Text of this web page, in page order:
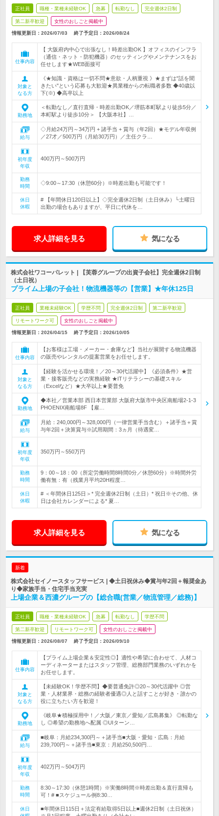
正社員 職種・業種未経験OK 急募 転勤なし 完全週休2日制
第二新卒歓迎 女性のおしごと掲載中
情報更新日：2026/07/03 終了予定日： 2026/08/24
仕事内容
【 大阪府内中心で出張なし！時差出勤OK 】オフィスのインフラ
（通信・ネット・防犯機器）のセッティングやメンテナンスをお
任せします★WEB面接可
対象と
なる方
《★知識・資格は一切不問★意欲・人柄重視 》★まずは"話を聞
きたい"という応募も大歓迎★異業種からの転職者多数 ◆40歳以
下(※) ◆高卒以上
勤務地
＜転勤なし／直行直帰・時差出勤OK／堺筋本町駅より徒歩5分／
本町駅より徒歩10分＞ 【大阪本社】…
給与
◇月給24万円～34万円 + 諸手当 + 賞与（年2回）★モデル年収例
／27才／500万円（月給30万円）／主任クラ…
初年度
年収
400万円～500万円
勤務
時間
◇9:00～17:30（休憩60分）※時差出勤も可能です！
休日
休暇
# 【年間休日120日以上】◇完全週休2日制（土日休み）└土曜日
出勤の場合もありますが、平日に代休を…
求人詳細を見る 気になる
株式会社ワコーパレット | 【芙蓉グループの出資子会社】完全週休2日制
（土日祝）
プライム上場の子会社！物流機器等の【営業】★年休125日
正社員 業種未経験OK 学歴不問 完全週休2日制 第二新卒歓迎
リモートワーク可 女性のおしごと掲載中
情報更新日：2026/04/15 終了予定日： 2026/10/05
仕事内容
【お客様は工場・メーカー・倉庫など】当社が展開する物流機器
の販売やレンタルの提案営業をお任せします。
対象と
なる方
【経験を活かせる環境！／20～30代活躍中】《必須条件》★営
業・接客販売などの実務経験 ★ITリテラシーの基礎スキル
（Excelなど）★大卒以上★要普免
勤務地
◆本社／営業本部 西日本営業部 大阪府大阪市中央区南船場2-1-3
PHOENIX南船場8F 【雇…
給与
月給：240,000円～328,000円（一律営業手当含む）＋諸手当＋賞
与年2回＋決算賞与※試用期間：3ヵ月（待遇変…
初年度
年収
350万円～550万円
勤務
時間
9：00～18：00（所定労働時間8時間0分／休憩60分）※時間外労
働有無：有（残業月平均20H程度…
休日
休暇
# ＜年間休日125日＞* 完全週休2日制（土日）* 祝日※その他、休
日は会社カレンダーによる* 夏…
求人詳細を見る 気になる
新着
株式会社セイノースタッフサービス | ◆土日祝休み◆賞与年2回＋報奨金あ
り◆家族手当・住宅手当充実
上場企業＆西濃グループの【総合職(営業／物流管理／総務)】
正社員 職種・業種未経験OK 急募 転勤なし 学歴不問
第二新卒歓迎 リモートワーク可 女性のおしごと掲載中
情報更新日：2026/08/07 終了予定日： 2026/09/10
仕事内容
【プライム上場企業＆安定性◎】適性や希望に合わせて、人材コ
ーディネーターまたはスタッフ管理、総務部門業務のいずれかを
お任せします。
対象と
なる方
【未経験OK！学歴不問】◆要普通免許◎20～30代活躍中 ◎営
業・人材業界・総務の経験者優遇◎人と話すことが好き・誰かの
役に立ちたい方を歓迎！
勤務地
《岐阜★積極採用中！／大阪／東京／愛知／広島募集》 ◎転勤な
し ◎希望の勤務地へ配属 ◎UIターン…
給与
■岐阜：月給234,300円～＋諸手当■大阪・愛知・広島：月給
239,700円～＋諸手当■東京：月給250,500円…
初年度
年収
402万円～504万円
勤務
時間
8:30～17:30（休憩1時間）※実働8時間※時差出勤＆直行直帰も
可！# ■スケジュール例8:30…
休日
■年間休日115日＋法定有給取得5日以上■週休2日制（土日祝休）